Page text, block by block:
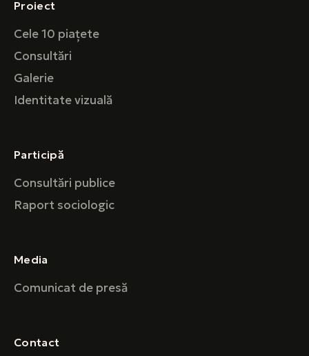
Proiect
Cele 10 piațete
Consultări
Galerie
Identitate vizuală
Participă
Consultări publice
Raport sociologic
Media
Comunicat de presă
Contact